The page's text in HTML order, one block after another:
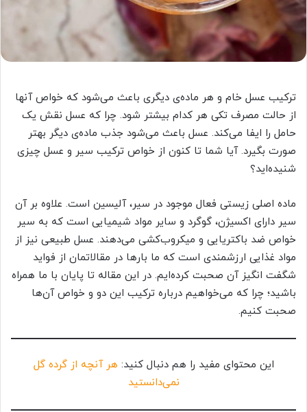
ترکیب عسل خام و هر ماده‌ی دیگری باعث می‌شود که خواص آنها
از حالت مصرف تکی هر کدام بیشتر شود. چرا که عسل نقش یک
حامل را ایفا می‌کند. عسل باعث می‌شود جذب ماده‌ی دیگر بهتر
صورت بگیرد. آیا شما تا کنون از خواص ترکیب سیر و عسل چیزی
شنیده‌اید؟
ماده اصلی زیستی فعال موجود در سیر، آلیسین است. علاوه بر آن
سیر دارای اکسیژن، گوگرد و سایر مواد شیمیایی است که به سیر
خواص ضد باکتریایی و میکروب‌کشی می‌دهند. عسل طبیعی نیز از
مواد غذایی ارزشمندی است که ما بارها در مقالاتمان از فواید
شگفت‌ انگیز آن صحبت کرده‌ایم. در این مقاله تا پایان با ما همراه
باشید؛ چرا که می‌خواهیم درباره ترکیب این دو و خواص آن‌ها
صحبت کنیم.
این محتوای مفید را هم دنبال کنید: هر آنچه از گرده گل
نمی‌دانستید